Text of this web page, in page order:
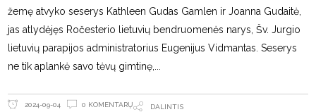
žemę atvyko seserys Kathleen Gudas Gamlen ir Joanna Gudaitė,
jas atlydėjęs Ročesterio lietuvių bendruomenės narys, Šv. Jurgio
lietuvių parapijos administratorius Eugenijus Vidmantas. Seserys
ne tik aplankė savo tėvų gimtinę,
2024-09-04 0 KOMENTARŲ DALINTIS